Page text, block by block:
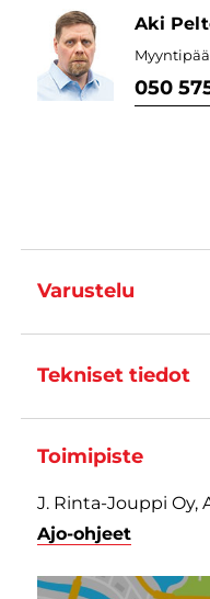
Aki
050
Varustelu
Tekniset tiedot
Toimipiste
J. Rinta-Jouppi Oy,
Ajo-ohjeet